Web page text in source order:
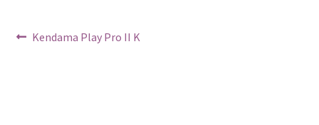
Navigeerimine
Previous
Kendama Play Pro II K